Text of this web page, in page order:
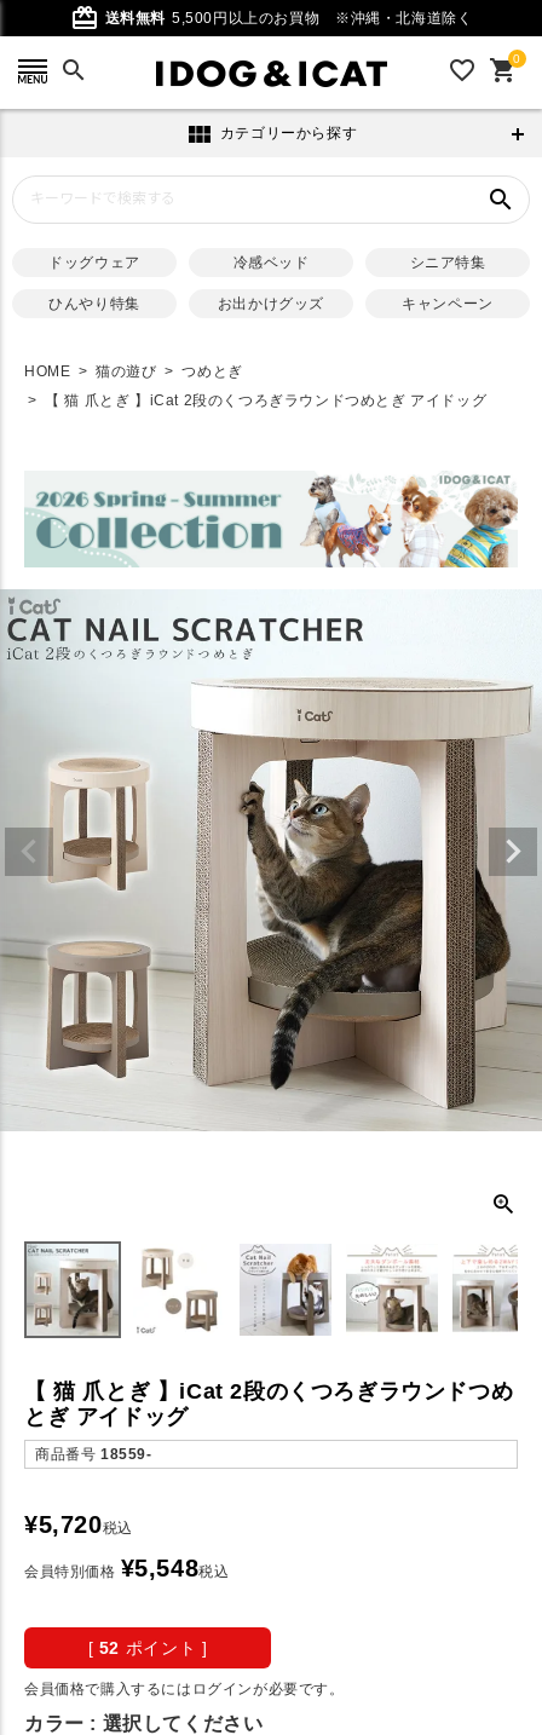
card_giftcard 送料無料 5,500円以上のお買物 ※沖縄・北海道除く
search favorite_outline 0
shopping_cart
view_module カテゴリーから探す
search
ドッグウェア 冷感ベッド シニア特集
ひんやり特集 お出かけグッズ キャンペーン
HOME 猫の遊び
つめとぎ
【 猫 爪とぎ 】iCat 2段のくつろぎラウンドつめとぎ アイドッグ
【 猫 爪とぎ 】iCat 2段のくつろぎラウンドつめ
とぎ アイドッグ
商品番号 18559-
¥5,720税込
会員特別価格 ¥5,548税込
[ 52 ポイント ]
会員価格で購入するにはログインが必要です。
カラー 選択してください